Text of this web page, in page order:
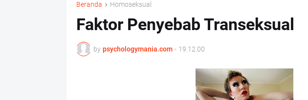
Beranda Homoseksual
Faktor Penyebab Transeksual
by psychologymania.com - 19.12.00